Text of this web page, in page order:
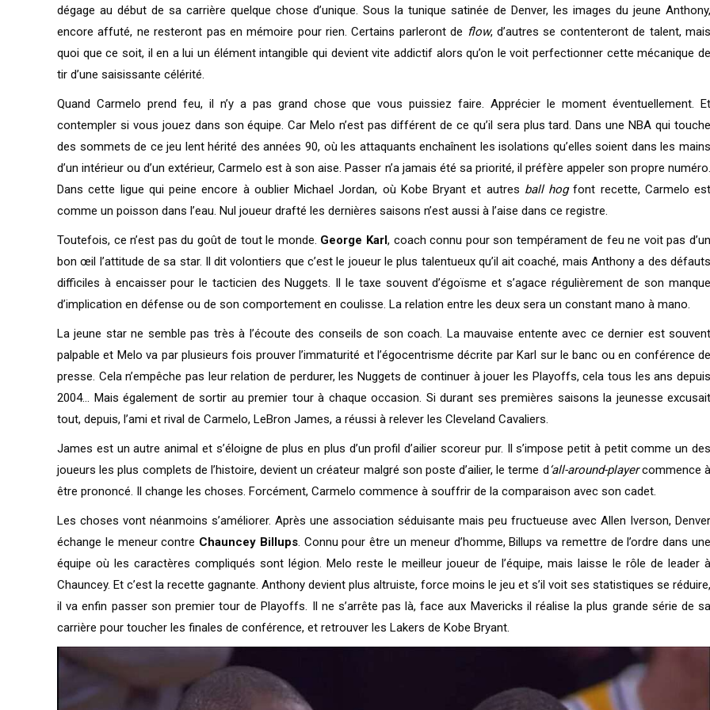
dégage au début de sa carrière quelque chose d’unique. Sous la tunique satinée de Denver, les images du jeune Anthony,
encore affuté, ne resteront pas en mémoire pour rien. Certains parleront de flow, d’autres se contenteront de talent, mais
quoi que ce soit, il en a lui un élément intangible qui devient vite addictif alors qu’on le voit perfectionner cette mécanique de
tir d’une saisissante célérité.
Quand Carmelo prend feu, il n’y a pas grand chose que vous puissiez faire. Apprécier le moment éventuellement. Et
contempler si vous jouez dans son équipe. Car Melo n’est pas différent de ce qu’il sera plus tard. Dans une NBA qui touche
des sommets de ce jeu lent hérité des années 90, où les attaquants enchaînent les isolations qu’elles soient dans les mains
d’un intérieur ou d’un extérieur, Carmelo est à son aise. Passer n’a jamais été sa priorité, il préfère appeler son propre numéro.
Dans cette ligue qui peine encore à oublier Michael Jordan, où Kobe Bryant et autres ball hogfont recette, Carmelo est
comme un poisson dans l’eau. Nul joueur drafté les dernières saisons n’est aussi à l’aise dans ce registre.
Toutefois, ce n’est pas du goût de tout le monde. George Karl, coach connu pour son tempérament de feu ne voit pas d’un
bon œil l’attitude de sa star. Il dit volontiers que c’est le joueur le plus talentueux qu’il ait coaché, mais Anthony a des défauts
difficiles à encaisser pour le tacticien des Nuggets. Il le taxe souvent d’égoïsme et s’agace régulièrement de son manque
d’implication en défense ou de son comportement en coulisse. La relation entre les deux sera un constant mano à mano.
La jeune star ne semble pas très à l’écoute des conseils de son coach. La mauvaise entente avec ce dernier est souvent
palpable et Melo va par plusieurs fois prouver l’immaturité et l’égocentrisme décrite par Karl sur le banc ou en conférence de
presse. Cela n’empêche pas leur relation de perdurer, les Nuggets de continuer à jouer les Playoffs, cela tous les ans depuis
2004… Mais également de sortir au premier tour à chaque occasion. Si durant ses premières saisons la jeunesse excusait
tout, depuis, l’ami et rival de Carmelo, LeBron James, a réussi à relever les Cleveland Cavaliers.
James est un autre animal et s’éloigne de plus en plus d’un profil d’ailier scoreur pur. Il s’impose petit à petit comme un des
joueurs les plus complets de l’histoire, devient un créateur malgré son poste d’ailier, le terme d‘all-around-playercommence à
être prononcé. Il change les choses. Forcément, Carmelo commence à souffrir de la comparaison avec son cadet.
Les choses vont néanmoins s’améliorer. Après une association séduisante mais peu fructueuse avec Allen Iverson, Denver
échange le meneur contre Chauncey Billups. Connu pour être un meneur d’homme, Billups va remettre de l’ordre dans une
équipe où les caractères compliqués sont légion. Melo reste le meilleur joueur de l’équipe, mais laisse le rôle de leader à
Chauncey. Et c’est la recette gagnante. Anthony devient plus altruiste, force moins le jeu et s’il voit ses statistiques se réduire,
il va enfin passer son premier tour de Playoffs. Il ne s’arrête pas là, face aux Mavericks il réalise la plus grande série de sa
carrière pour toucher les finales de conférence, et retrouver les Lakers de Kobe Bryant.